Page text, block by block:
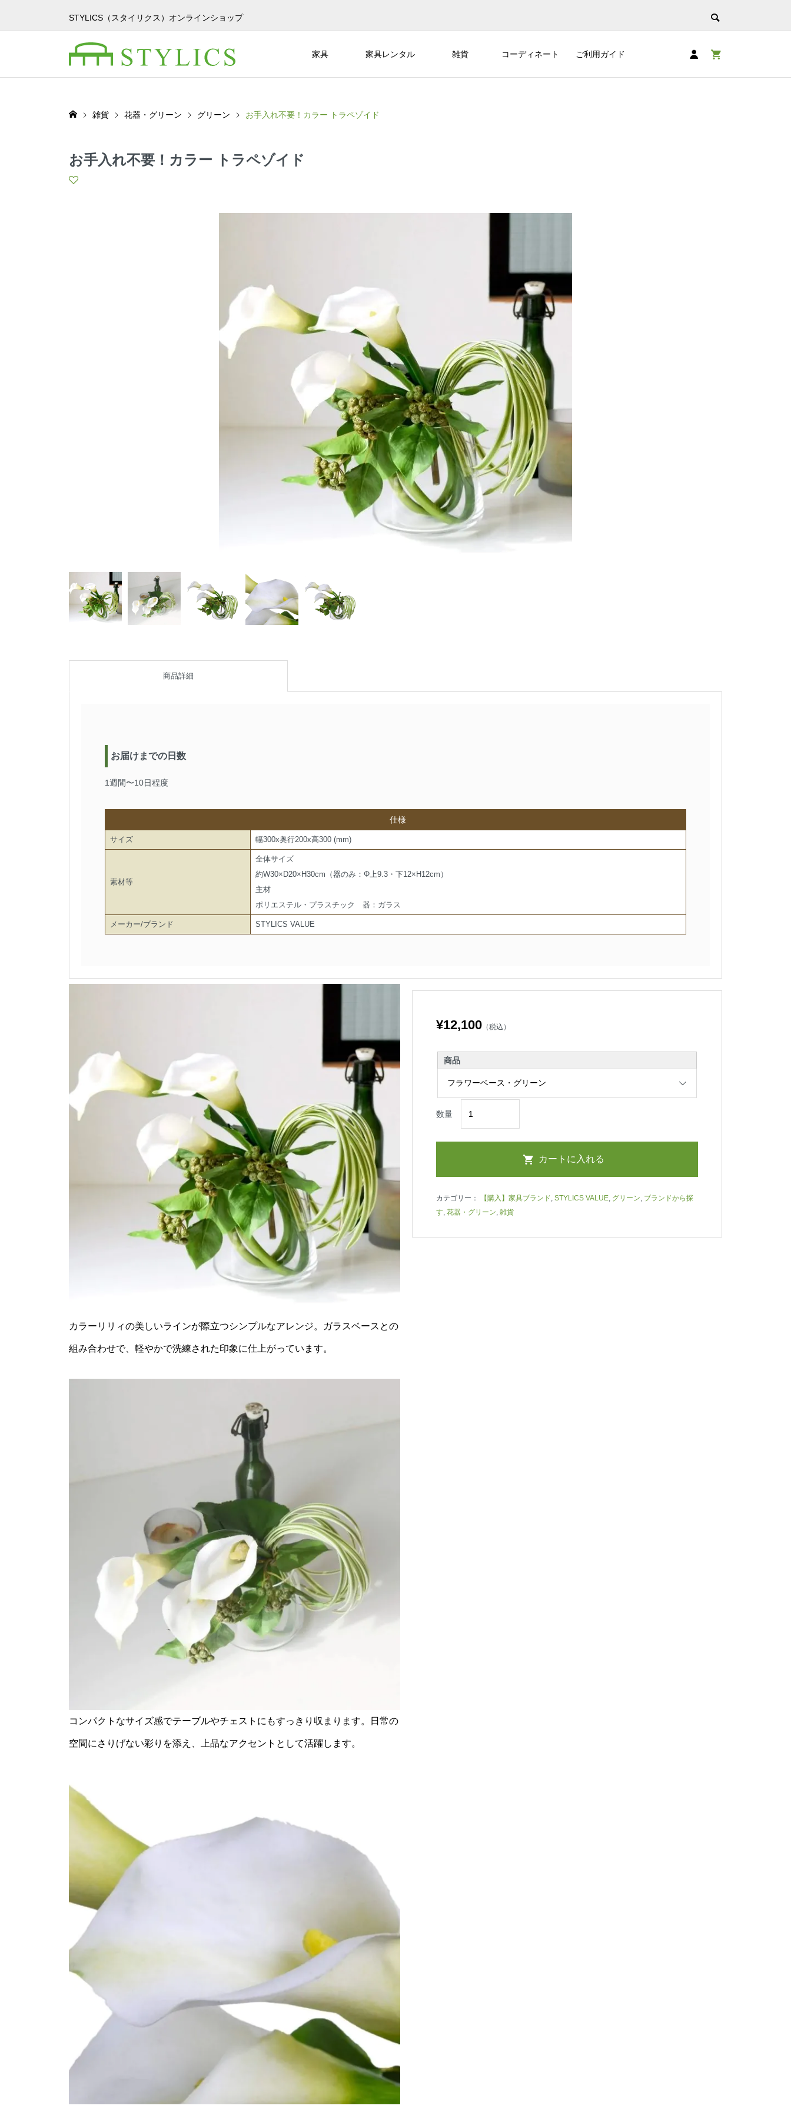
STYLICS（スタイリクス）オンラインショップ
家具 家具レンタル 雑貨 コーディネート ご利用ガイド
雑貨 花器・グリーン グリーン お手入れ不要！カラー トラペゾイド
お手入れ不要！カラー トラペゾイド
商品詳細
お届けまでの日数
1週間〜10日程度
仕様
サイズ 幅300x奥行200x高300 (mm)
素材等
全体サイズ
約W30×D20×H30cm（器のみ：Φ上9.3・下12×H12cm）
主材
ポリエステル・プラスチック 器：ガラス
メーカー/ブランド STYLICS VALUE
カラーリリィの美しいラインが際立つシンプルなアレンジ。ガラスベースとの
組み合わせで、軽やかで洗練された印象に仕上がっています。
コンパクトなサイズ感でテーブルやチェストにもすっきり収まります。日常の
空間にさりげない彩りを添え、上品なアクセントとして活躍します。
¥12,100（税込）
商品
数量
カテゴリー： 【購入】家具ブランド, STYLICS VALUE, グリーン, ブランドから探
す, 花器・グリーン, 雑貨